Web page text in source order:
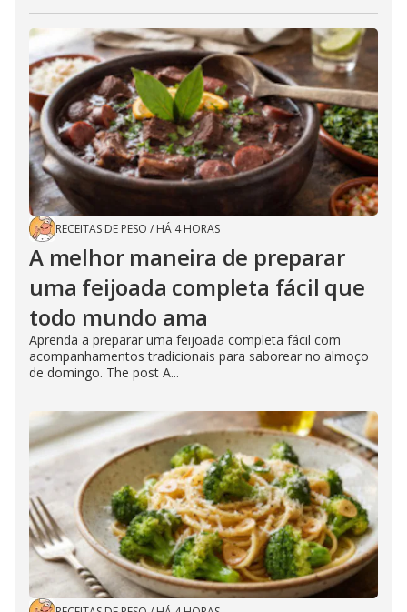
RECEITAS DE PESO / HÁ 4 HORAS
A melhor maneira de preparar
uma feijoada completa fácil que
todo mundo ama
Aprenda a preparar uma feijoada completa fácil com
acompanhamentos tradicionais para saborear no almoço
de domingo. The post A...